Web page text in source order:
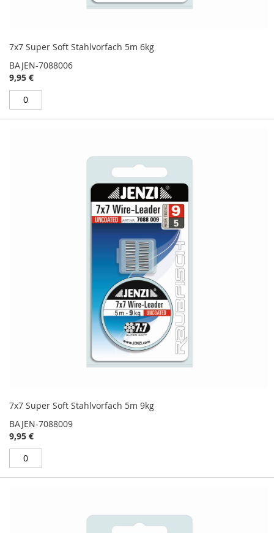
7x7 Super Soft Stahlvorfach 5m 6kg
BAJEN-7088006
9,95 €
7x7 Super Soft Stahlvorfach 5m 9kg
BAJEN-7088009
9,95 €